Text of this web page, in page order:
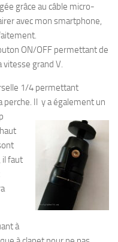
grâce au câble micro-
avec mon smartphone,
ON/OFF permettant de
vitesse grand V.
1/4 permettant
perche. Il y a également un
il faut
à